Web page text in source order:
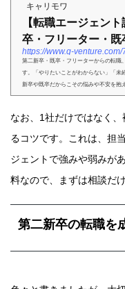
キャリモワ
【転職エージェン
卒・フリーター・既
https://www.q-venture.com/
第二新卒・既卒・フリーターからの転職
す。「やりたいことがわからない」「未
新卒や既卒だからこその悩みや不安を抱
なお、1社だけではなく
るコツです。これは、担
ジェントで強みや弱みが
料なので、まずは相談だ
第二新卒の転職を